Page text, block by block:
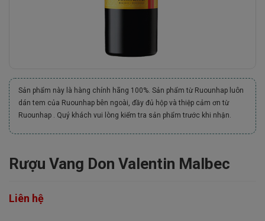
Sản phẩm này là hàng chính hãng 100%. Sản phẩm từ Ruounhap luôn
dán tem của Ruounhap bên ngoài, đầy đủ hộp và thiệp cảm ơn từ
Ruounhap . Quý khách vui lòng kiểm tra sản phẩm trước khi nhận.
Rượu Vang Don Valentin Malbec
Liên hệ